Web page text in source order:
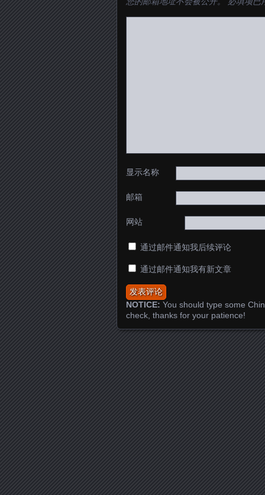
显示名称
邮箱
网站
通过邮件通知我后续评论
通过邮件通知我有新文章
NOTICE: You should type some
check, thanks for your patience!